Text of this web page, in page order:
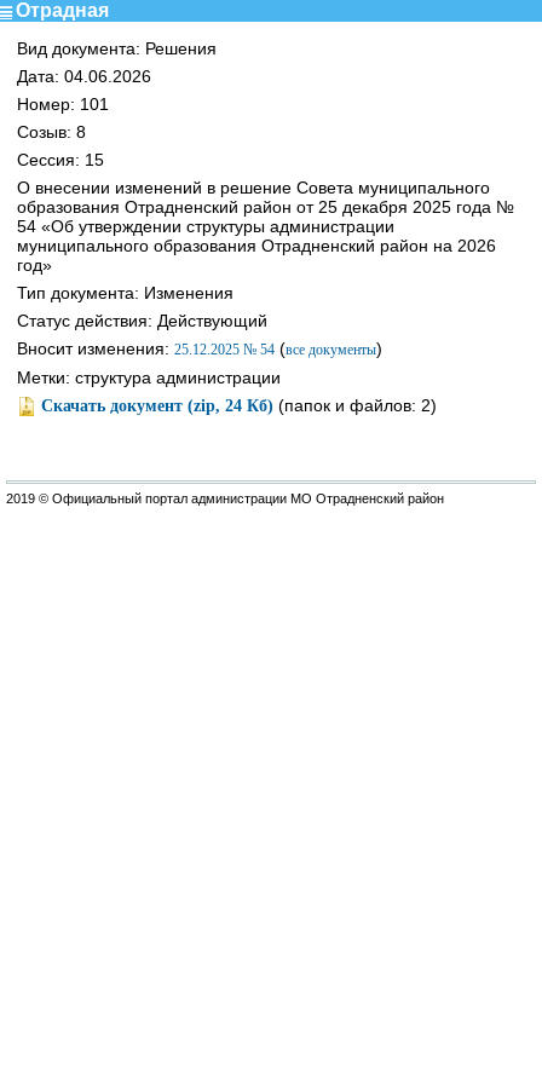
Отрадная
Вид документа: Решения
Дата: 04.06.2026
Номер: 101
Созыв: 8
Сессия: 15
О внесении изменений в решение Совета муниципального
образования Отрадненский район от 25 декабря 2025 года №
54 «Об утверждении структуры администрации
муниципального образования Отрадненский район на 2026
год»
Тип документа: Изменения
Статус действия: Действующий
Вносит изменения: 25.12.2025 № 54 (все документы)
Метки: структура администрации
Скачать документ (zip, 24 Кб) (папок и файлов: 2)
2019 © Официальный портал администрации МО Отрадненский район